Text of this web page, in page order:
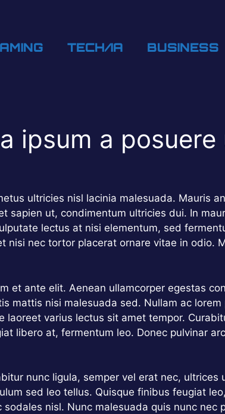
TECH/IA BUSINESS
ipsum a posuere
ultricies nisl lacinia malesuada. Mauris
sapien ut, condimentum ultricies dui. In
lectus at nisi elementum, sed
nisi nec tortor placerat ornare vitae in odio.
et ante elit. Aenean ullamcorper egestas
mattis nisi malesuada sed. Nullam ac
varius lectus sit amet tempor.
libero at, fermentum leo. Donec pulvinar
nunc ligula, semper vel erat nec, ultrices
sed leo tellus. Quisque finibus feugiat
nisl. Nunc malesuada quis nunc nec